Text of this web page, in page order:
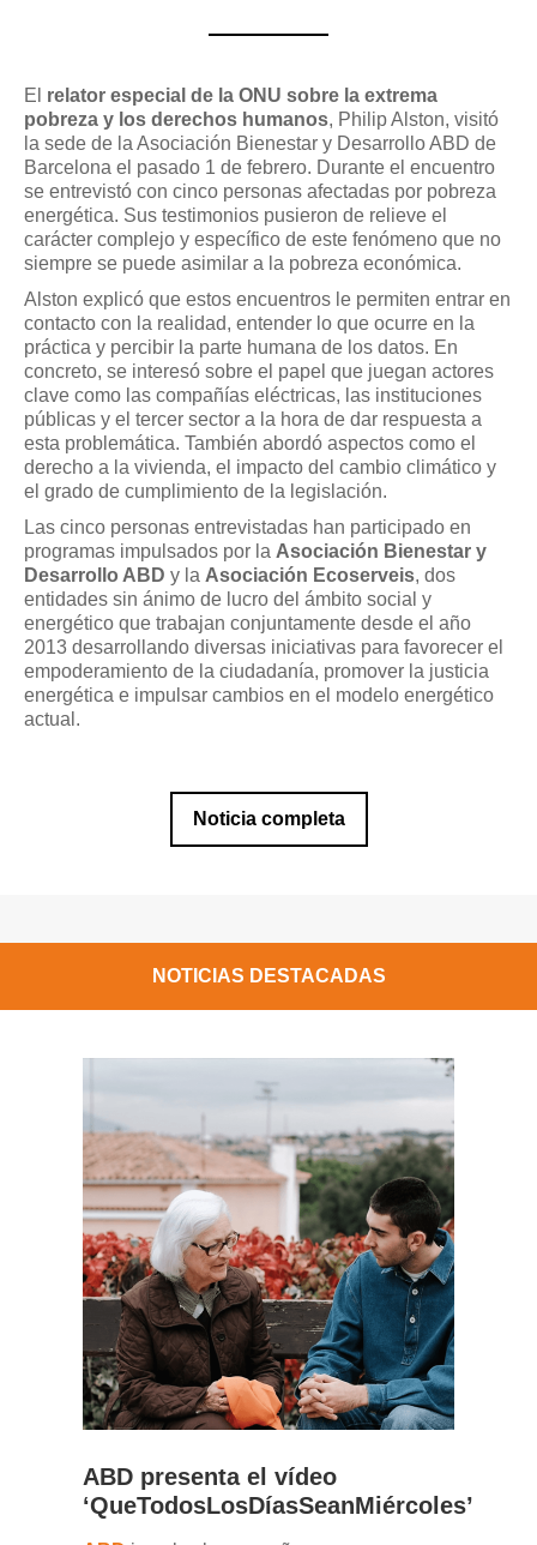
El relator especial de la ONU sobre la extrema
pobreza y los derechos humanos, Philip Alston, visitó
la sede de la Asociación Bienestar y Desarrollo ABD de
Barcelona el pasado 1 de febrero. Durante el encuentro
se entrevistó con cinco personas afectadas por pobreza
energética. Sus testimonios pusieron de relieve el
carácter complejo y específico de este fenómeno que no
siempre se puede asimilar a la pobreza económica.
Alston explicó que estos encuentros le permiten entrar en
contacto con la realidad, entender lo que ocurre en la
práctica y percibir la parte humana de los datos. En
concreto, se interesó sobre el papel que juegan actores
clave como las compañías eléctricas, las instituciones
públicas y el tercer sector a la hora de dar respuesta a
esta problemática. También abordó aspectos como el
derecho a la vivienda, el impacto del cambio climático y
el grado de cumplimiento de la legislación.
Las cinco personas entrevistadas han participado en
programas impulsados ​​por la Asociación Bienestar y
Desarrollo ABD y la Asociación Ecoserveis, dos
entidades sin ánimo de lucro del ámbito social y
energético que trabajan conjuntamente desde el año
2013 desarrollando diversas iniciativas para favorecer el
empoderamiento de la ciudadanía, promover la justicia
energética e impulsar cambios en el modelo energético
actual.
Noticia completa
NOTICIAS DESTACADAS
ABD presenta el vídeo
‘QueTodosLosDíasSeanMiércoles’